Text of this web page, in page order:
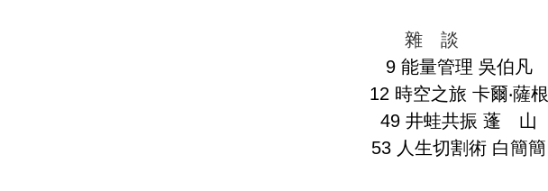
雜 談
9 能量管理 吳伯凡
12 時空之旅 卡爾‧薩根
49 井蛙共振 蓬 山
53 人生切割術 白簡簡